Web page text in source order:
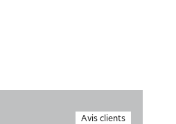
Avis clients